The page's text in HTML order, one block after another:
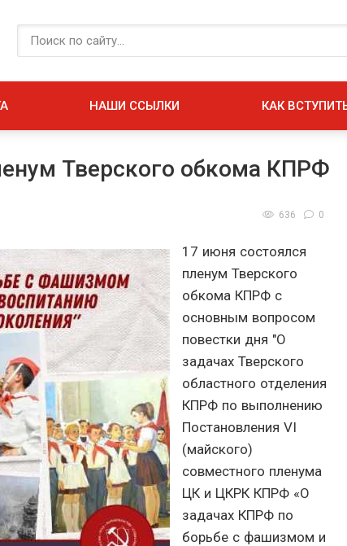
НАШИ ССЫЛКИ КАК
Тверского обкома КПРФ
636 0
17 июня состоялся
пленум Тверского
обкома КПРФ с
основным вопросом
повестки дня "О
задачах Тверского
областного отделения
КПРФ по выполнению
Постановления VI
(майского)
совместного пленума
ЦК и ЦКРК КПРФ «О
задачах КПРФ по
борьбе с фашизмом и